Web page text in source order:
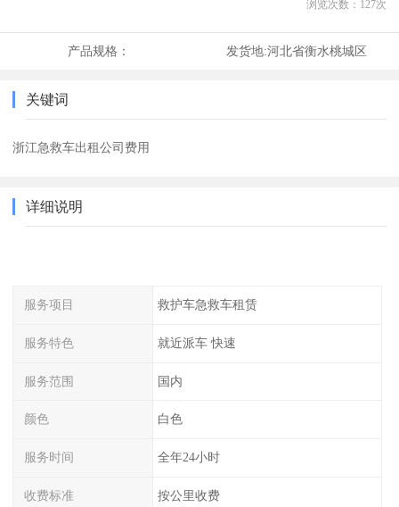
浏览次数： 127次
产品规格： 发货地:河北省衡水桃城区
关键词
浙江急救车出租公司费用
详细说明
服务项目 救护车急救车租赁
服务特色 就近派车 快速
服务范围 国内
颜色 白色
服务时间 全年24小时
收费标准 按公里收费